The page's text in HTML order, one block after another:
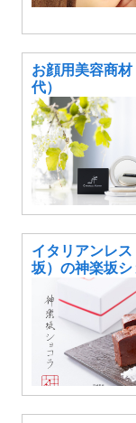
お顔用美容商
代）
イタリアンレ
坂）の神楽坂シ